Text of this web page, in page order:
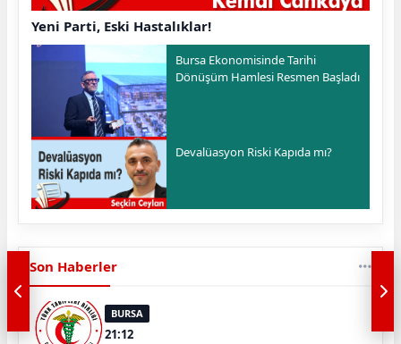
Yeni Parti, Eski Hastalıklar!
Bursa Ekonomisinde Tarihi
Dönüşüm Hamlesi Resmen Başladı
Devalüasyon Riski Kapıda mı?
Son Haberler
BURSA
21:12